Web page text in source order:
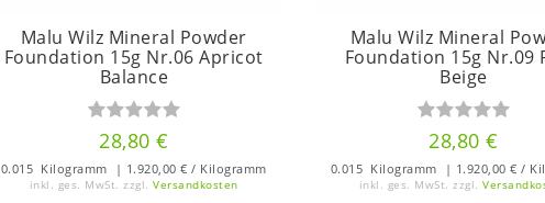
Malu Wilz Mineral Powder
Foundation 15g Nr.06 Apricot
Balance
28,80 €
0.015 Kilogramm | 1.920,00 € / Kilogramm
inkl. ges. MwSt. zzgl.Versandkosten
Malu Wilz Mineral
Foundation 15g Nr.09
Beige
28,80 €
0.015 Kilogramm | 1.920,00 € /
inkl. ges. MwSt. zzgl.